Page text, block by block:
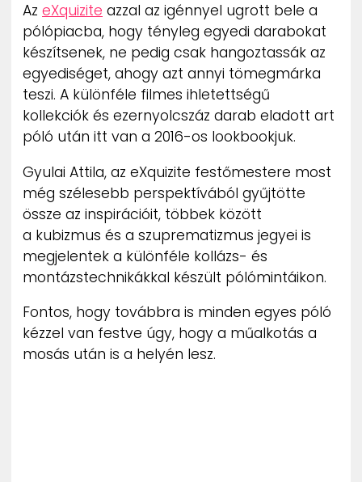
MÉDIAAJÁNLAT
IMPRESSZUM
PR-ARCHÍVUM
ADATKEZELÉSI TÁJÉKOZTATÓ
Az eXquizite azzal az igénnyel ugrott bele a
pólópiacba, hogy tényleg egyedi darabokat
készítsenek, ne pedig csak hangoztassák az
egyediséget, ahogy azt annyi tömegmárka
teszi. A különféle filmes ihletettségű
kollekciók és ezernyolcszáz darab eladott art
póló után itt van a 2016-os lookbookjuk.
Gyulai Attila, az eXquizite festőmestere most
még szélesebb perspektívából gyűjtötte
össze az inspirációit, többek között
a kubizmus és a szuprematizmus jegyei is
megjelentek a különféle kollázs- és
montázstechnikákkal készült pólómintáikon.
Fontos, hogy továbbra is minden egyes póló
kézzel van festve úgy, hogy a műalkotás a
mosás után is a helyén lesz.